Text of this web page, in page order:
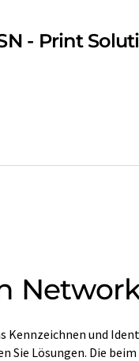
- Print
Kennzeichnen und
Sie Lösungen. Die